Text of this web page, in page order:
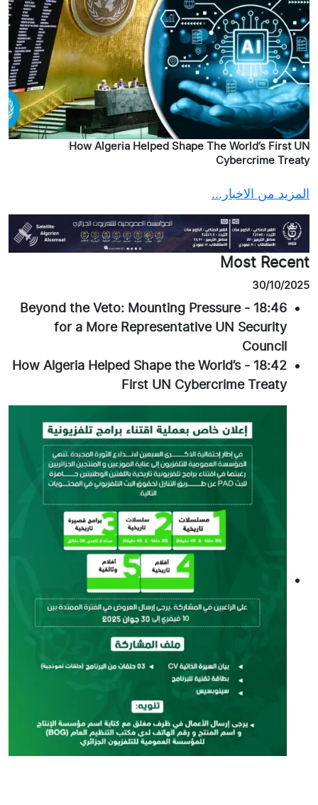
How Algeria Helped Shape The World’s First UN
Cybercrime Treaty
المزيد من الاخبار...
Most Recent
30/10/2025
18:46
-
Beyond the Veto: Mounting Pressure
for a More Representative UN Security
Council
18:42
-
How Algeria Helped Shape the World’s
First UN Cybercrime Treaty